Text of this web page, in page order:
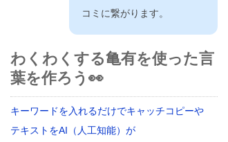
コミに繋がります。
わくわくする亀有を使った言
葉を作ろう👀
キーワードを入れるだけでキャッチコピーや
テキストをAI（人工知能）が